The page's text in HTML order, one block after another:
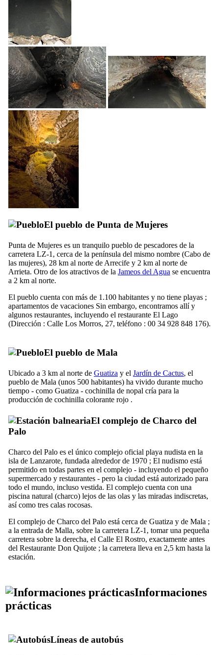
El pueblo de Punta de Mujeres
Punta de Mujeres es un tranquilo pueblo de pescadores de la
carretera LZ-1, cerca de la península del mismo nombre (Cabo de
las mujeres), 28 km al norte de Arrecife y 2 km al norte de
Arrieta. Otro de los atractivos de la Jameos del Agua se encuentra
a 2 km al norte.
El pueblo cuenta con más de 1.100 habitantes y no tiene playas ;
apartamentos de vacaciones Sin embargo, encontramos allí y
algunos restaurantes, incluyendo el restaurante El Lago
(Dirección : Calle Los Morros, 27, teléfono : 00 34 928 848 176).
El pueblo de Mala
Ubicado a 3 km al norte de Guatiza y el Jardín de Cactus, el
pueblo de Mala (unos 500 habitantes) ha vivido durante mucho
tiempo - como Guatiza - cochinilla de nopal cría para la
producción de cochinilla colorante rojo .
El complejo de Charco del
Palo
Charco del Palo es el único complejo oficial playa nudista en la
isla de Lanzarote, fundada alrededor de 1970 ; El nudismo está
permitido en todas partes en el complejo - incluyendo el pequeño
supermercado y restaurantes - pero la ciudad está autorizado para
todo el mundo, incluso vestida. El complejo cuenta con una
piscina natural (charco) lejos de las olas y las miradas indiscretas,
así como tres calas rocosas.
El complejo de Charco del Palo está cerca de Guatiza y de Mala ;
a la entrada de Malla, sobre la carretera LZ-1, tomar una pequeña
carretera sobre la derecha, el Calle El Rostro, exactamente antes
del Restaurante Don Quijote ; la carretera lleva en 2,5 km hasta la
estación.
Informaciones
prácticas
Líneas de autobús